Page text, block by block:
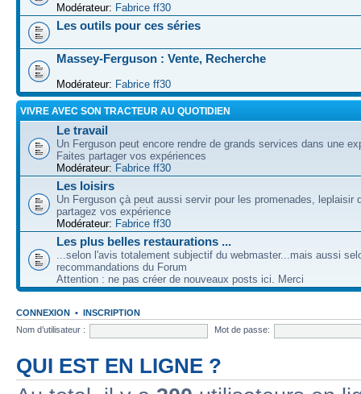
Modérateur: Fabrice ff30
Les outils pour ces séries
Massey-Ferguson : Vente, Recherche
Modérateur: Fabrice ff30
VIVRE AVEC SON TRACTEUR AU QUOTIDIEN
Le travail
Un Ferguson peut encore rendre de grands services dans une
Faites partager vos expériences
Modérateur: Fabrice ff30
Les loisirs
Un Ferguson çà peut aussi servir pour les promenades, leplaisir
partagez vos expérience
Modérateur: Fabrice ff30
Les plus belles restaurations ...
...selon l'avis totalement subjectif du webmaster...mais aussi
recommandations du Forum
Attention : ne pas créer de nouveaux posts ici. Merci
CONNEXION • INSCRIPTION
Nom d’utilisateur :
Mot de passe:
QUI EST EN LIGNE ?